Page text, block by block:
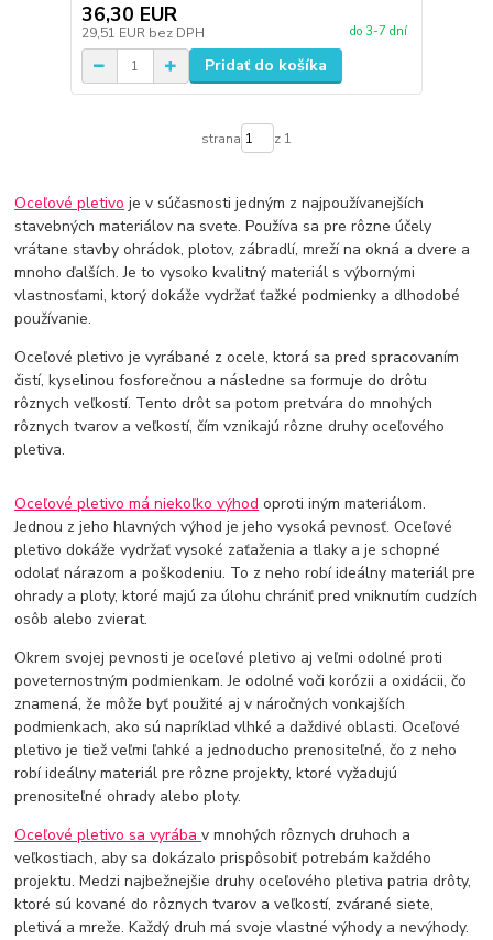
36,30 EUR
29,51 EUR bez DPH do 3-7 dní
Pridať do košíka
strana z 1
Oceľové pletivo je v súčasnosti jedným z najpoužívanejších
stavebných materiálov na svete. Používa sa pre rôzne účely
vrátane stavby ohrádok, plotov, zábradlí, mreží na okná a dvere a
mnoho ďalších. Je to vysoko kvalitný materiál s výbornými
vlastnosťami, ktorý dokáže vydržať ťažké podmienky a dlhodobé
používanie.
Oceľové pletivo je vyrábané z ocele, ktorá sa pred spracovaním
čistí, kyselinou fosforečnou a následne sa formuje do drôtu
rôznych veľkostí. Tento drôt sa potom pretvára do mnohých
rôznych tvarov a veľkostí, čím vznikajú rôzne druhy oceľového
pletiva.
Oceľové pletivo má niekoľko výhod oproti iným materiálom.
Jednou z jeho hlavných výhod je jeho vysoká pevnosť. Oceľové
pletivo dokáže vydržať vysoké zaťaženia a tlaky a je schopné
odolať nárazom a poškodeniu. To z neho robí ideálny materiál pre
ohrady a ploty, ktoré majú za úlohu chrániť pred vniknutím cudzích
osôb alebo zvierat.
Okrem svojej pevnosti je oceľové pletivo aj veľmi odolné proti
poveternostným podmienkam. Je odolné voči korózii a oxidácii, čo
znamená, že môže byť použité aj v náročných vonkajších
podmienkach, ako sú napríklad vlhké a daždivé oblasti. Oceľové
pletivo je tiež veľmi ľahké a jednoducho prenositeľné, čo z neho
robí ideálny materiál pre rôzne projekty, ktoré vyžadujú
prenositeľné ohrady alebo ploty.
Oceľové pletivo sa vyrábav mnohých rôznych druhoch a
veľkostiach, aby sa dokázalo prispôsobiť potrebám každého
projektu. Medzi najbežnejšie druhy oceľového pletiva patria drôty,
ktoré sú kované do rôznych tvarov a veľkostí, zvárané siete,
pletivá a mreže. Každý druh má svoje vlastné výhody a nevýhody.